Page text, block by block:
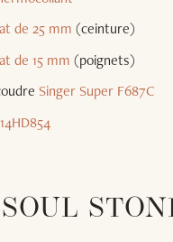
de 25 mm (ceinture)
de 15 mm (poignets)
Singer Super F687C
14HD854